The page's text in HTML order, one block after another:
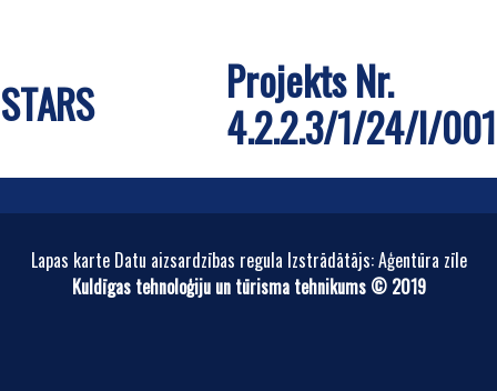
STARS
Projekts Nr.
4.2.2.3/1/24/I/001
Lapas karte Datu aizsardzības regula Izstrādātājs: Aģentūra zīle
Kuldīgas tehnoloģiju un tūrisma tehnikums © 2019